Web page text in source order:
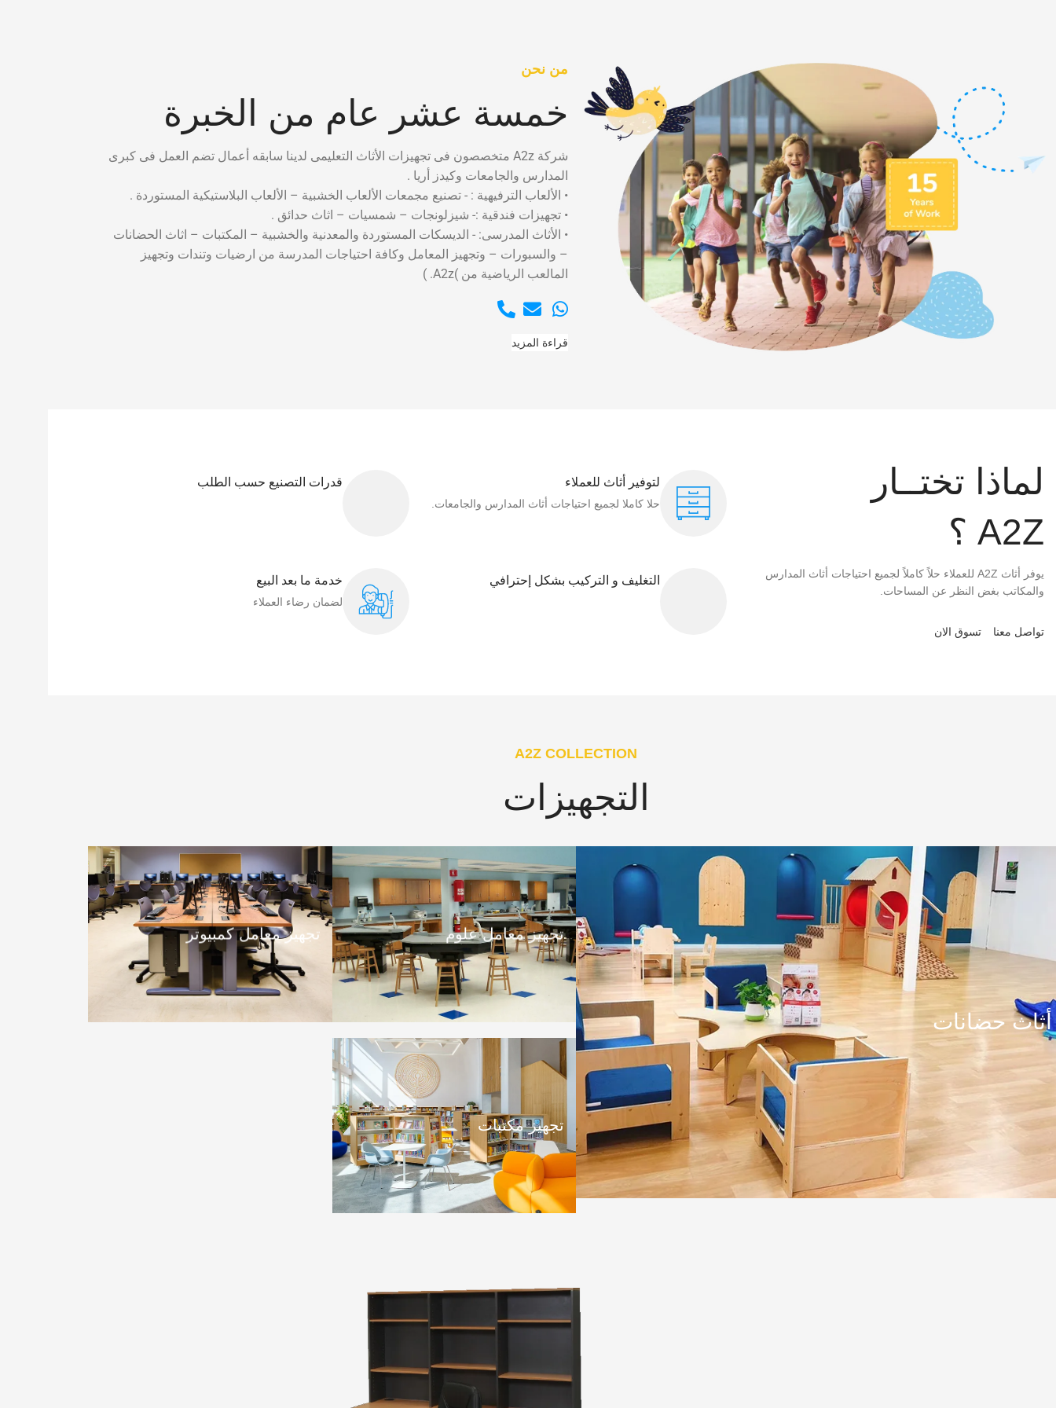
من نحن
خمسة عشر عام من الخبرة
شركة A2z متخصصون فى تجهيزات الأثاث التعليمى لدينا سابقه أعمال تضم العمل فى كبرى
المدارس والجامعات وكيدز أريا .
• الألعاب الترفيهية : - تصنيع مجمعات الألعاب الخشبية – الألعاب البلاستيكية المستوردة .
• تجهيزات فندقية :- شيزلونجات – شمسيات – اثاث حدائق .
• الأثاث المدرسى: - الديسكات المستوردة والمعدنية والخشبية – المكتبات – اثاث الحضانات
– والسبورات – وتجهيز المعامل وكافة احتياجات المدرسة من ارضيات وتندات وتجهيز
المالعب الرياضية من )A2z. )
قراءة المزيد
لماذا تختــار
A2Z ؟
يوفر أثاث A2Z للعملاء حلاً كاملاً لجميع احتياجات أثاث المدارس
والمكاتب بغض النظر عن المساحات.
تواصل معنا تسوق الان
لتوفير أثاث للعملاء
حلا كاملا لجميع احتياجات أثاث المدارس والجامعات.
التغليف و التركيب بشكل إحترافي
قدرات التصنيع حسب الطلب
خدمة ما بعد البيع
لضمان رضاء العملاء​
A2Z COLLECTION
التجهيزات
أثاث حضانات
تجهيز معامل علوم تجهيز معامل كمبيوتر
تجهيز مكتبات